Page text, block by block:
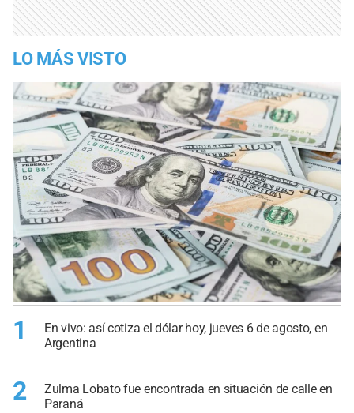
LO MÁS VISTO
1
En vivo: así cotiza el dólar hoy, jueves 6 de agosto, en
Argentina
2
Zulma Lobato fue encontrada en situación de calle en
Paraná